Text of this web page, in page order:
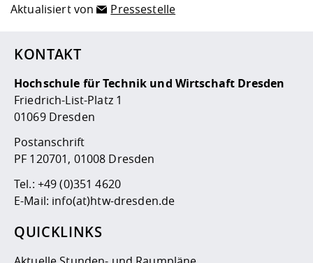
Aktualisiert von Pressestelle
KONTAKT
Hochschule für Technik und Wirtschaft Dresden
Friedrich-List-Platz 1
01069 Dresden
Postanschrift
PF 120701, 01008 Dresden
Tel.: +49 (0)351 4620
E-Mail: info(at)htw-dresden.de
QUICKLINKS